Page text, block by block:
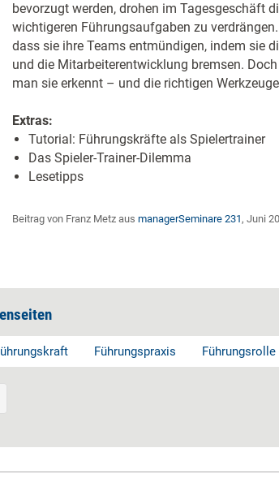
bevorzugt werden, drohen im Tagesgeschäft
wichtigeren Führungsaufgaben zu
dass sie ihre Teams entmündigen, indem sie
und die Mitarbeiterentwicklung bremsen.
man sie erkennt – und die richtigen
Extras:
Tutorial: Führungskräfte als Spielertrainer
Das Spieler-Trainer-Dilemma
Lesetipps
Beitrag von Franz Metz aus managerSeminare 231, Juni
Führungspraxis Führungsrolle